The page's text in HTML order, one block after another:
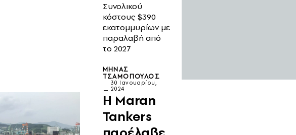
Συνολικού
κόστους $390
εκατομμυρίων με
παραλαβή από
το 2027
ΜΗΝΆΣ
ΤΣΑΜΌΠΟΥΛΟΣ
30 Ιανουαρίου,
2024
Η Maran
Tankers